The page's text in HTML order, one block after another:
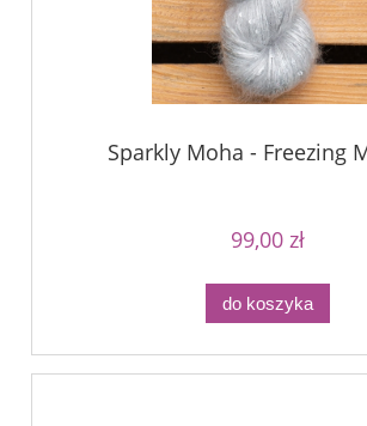
Sparkly Moha - Freezing
99,00 zł
do koszyka